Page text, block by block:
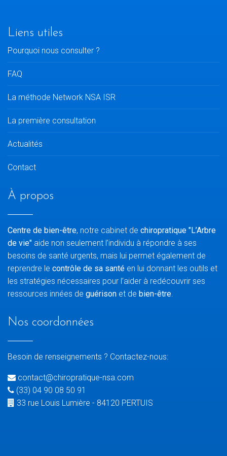
Liens utiles
Pourquoi nous consulter ?
FAQ
La méthode Network NSA ISR
La première consultation
Actualités
Contact
À propos
Centre de bien-être, notre cabinet de chiropratique "L’Arbre
de vie" aide non seulement l’individu à répondre à ses
besoins de santé urgents, mais lui permet également de
reprendre le contrôle de sa santé en lui donnant les outils et
les stratégies nécessaires pour l’aider à redécouvrir ses
ressources innées de guérison et de bien-être.
Nos coordonnées
Besoin de renseignements ? Contactez-nous:
contact@chiropratique-nsa.com
(33) 04 90 08 50 91
33 rue Louis Lumière - 84120 PERTUIS